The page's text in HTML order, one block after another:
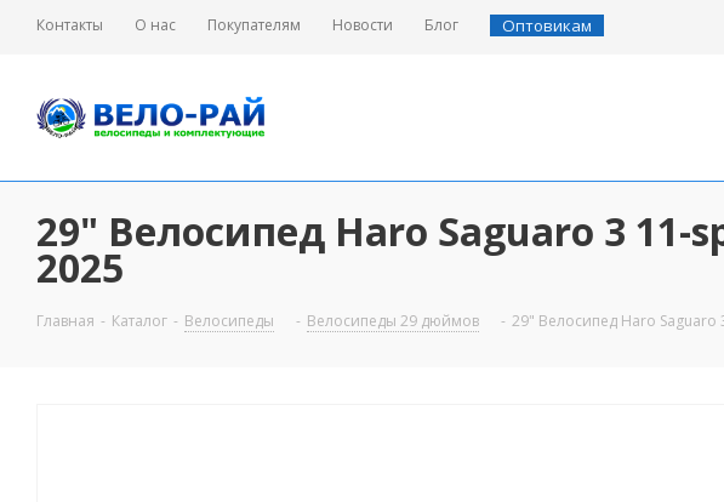
Контакты О нас Покупателям Новости Блог Оптовикам
29" Велосипед Haro Saguaro 3
2025
Главная - Каталог - Велосипеды - Велосипеды 29 дюймов - 29" Велосипед Haro Saguaro